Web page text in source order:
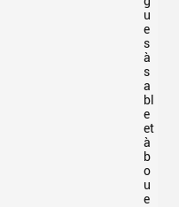
u
e
s
à
s
a
bl
e
et
à
b
o
u
e